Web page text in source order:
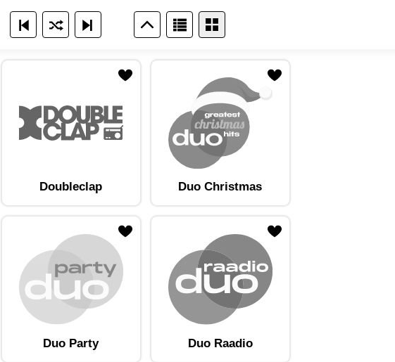
Doubleclap Duo Christmas
Duo Party Duo Raadio